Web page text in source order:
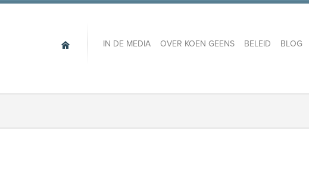
IN DE MEDIA OVER KOEN GEENS BELEID BLOG